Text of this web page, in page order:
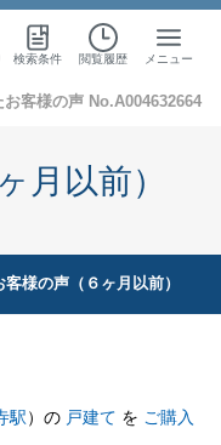
検索条件 閲覧履歴 メニュー
客様の声 No.A004632664
月以前）
客様の声（６ヶ月以前）
駅）の 戸建て を ご購入